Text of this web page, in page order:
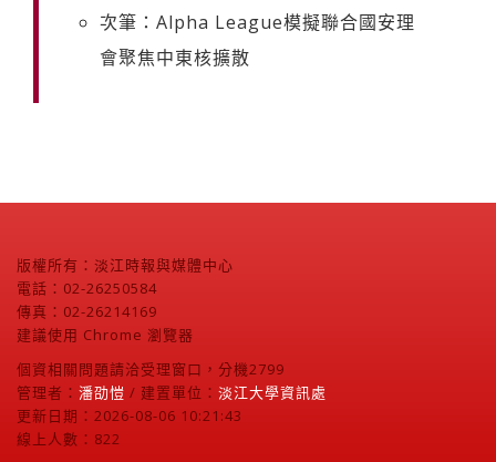
次筆：Alpha League模擬聯合國安理
會聚焦中東核擴散
版權所有：淡江時報與媒體中心
電話：02-26250584
傳真：02-26214169
建議使用 Chrome 瀏覽器
個資相關問題請洽受理窗口，分機2799
管理者： 潘劭愷 / 建置單位： 淡江大學資訊處
更新日期：2026-08-06 10:21:43
線上人數：822